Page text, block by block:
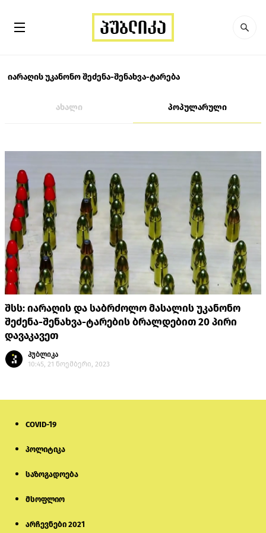
იარაღის უკანონო შეძენა-შენახვა-ტარება
ახალი პოპულარული
შსს: იარაღის და საბრძოლო მასალის უკანონო
შეძენა-შენახვა-ტარების ბრალდებით 20 პირი
დავაკავეთ
პუბლიკა
10:45, 21 ნოემბერი, 2023
COVID-19
პოლიტიკა
საზოგადოება
მსოფლიო
არჩევნები 2021